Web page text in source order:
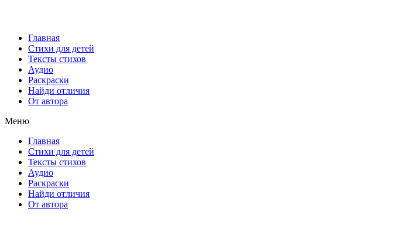
Главная
Стихи для детей
Тексты стихов
Аудио
Раскраски
Найди отличия
От автора
Меню
Главная
Стихи для детей
Тексты стихов
Аудио
Раскраски
Найди отличия
От автора